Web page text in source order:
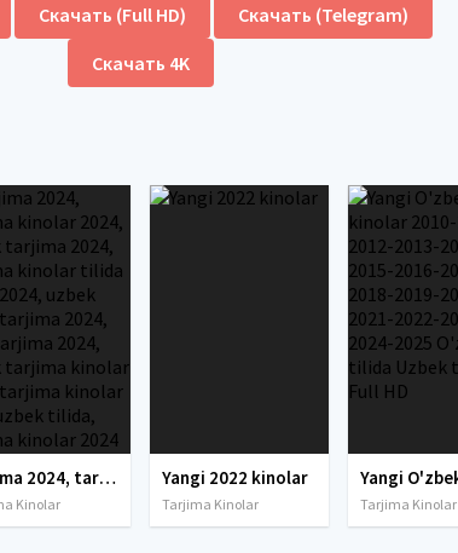
Скачать (Full HD)
Скачать (Telegram)
Скачать 4K
tarjima 2024, tarjima kinolar 2024, uzbek tarjima 2024, tarjima kinolar tilida tilida 2024, uzbek tilida tarjima 2024, kino tarjima 2024, uzbek tarjima kinolar 2024, tarjima kinolar 2024 uzbek tilida, tarjima kinolar 2024 o zbek, tarjima kinolar 2024
Kinolar
Yangi 2022 kinolar
Tarjima Kinolar Tarjima Kinolar